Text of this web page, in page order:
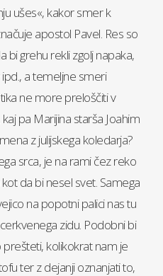
ušes«, kakor smer k
apostol Pavel. Res so
bi grehu rekli zgolj napaka,
a temeljne smeri
ne more preloščiti v
pa Marijina starša Joahim
z julijskega koledarja?
srca, je na rami čez reko
da bi nesel svet. Samega
na popotni palici nas tu
zidu. Podobni bi
kolikokrat nam je
ter z dejanji oznanjati to,